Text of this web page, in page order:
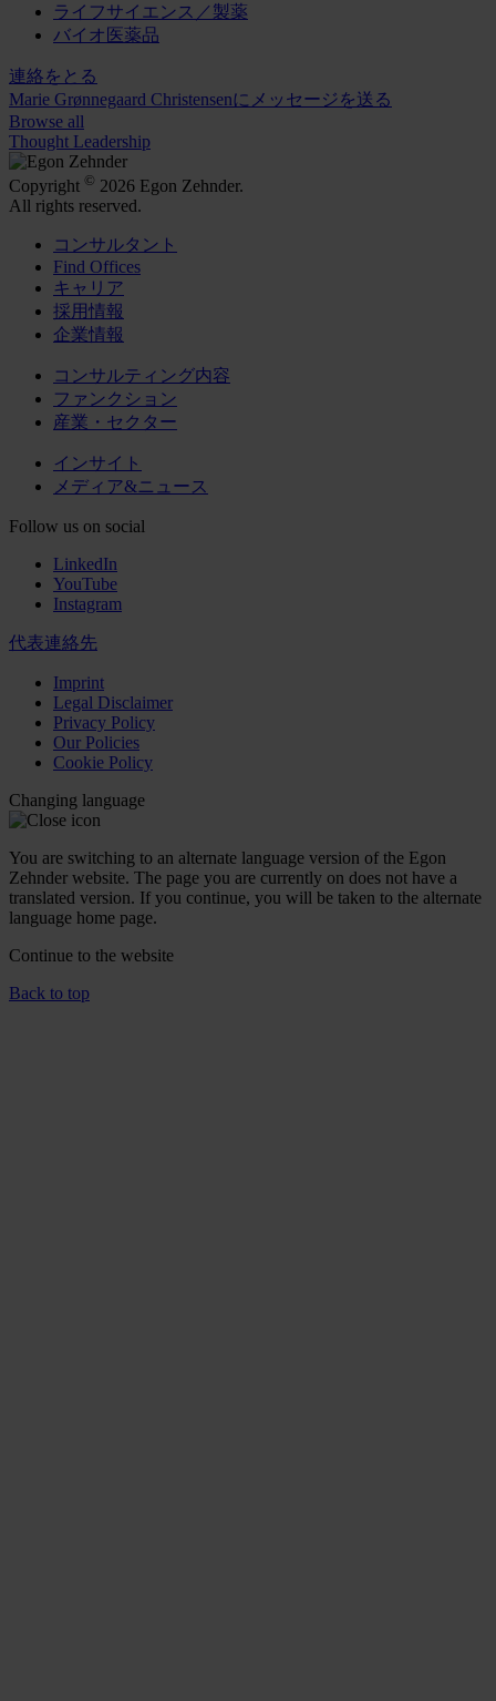
ライフサイエンス／製薬
バイオ医薬品
連絡をとる
Marie Grønnegaard Christensenにメッセージを送る
Browse all
Thought Leadership
Copyright © 2026 Egon Zehnder.
All rights reserved.
コンサルタント
Find Offices
キャリア
採用情報
企業情報
コンサルティング内容
ファンクション
産業・セクター
インサイト
メディア&ニュース
Follow us on social
LinkedIn
YouTube
Instagram
代表連絡先
Imprint
Legal Disclaimer
Privacy Policy
Our Policies
Cookie Policy
Changing language
You are switching to an alternate language version of the Egon
Zehnder website. The page you are currently on does not have a
translated version. If you continue, you will be taken to the alternate
language home page.
Continue to the website
Back to top